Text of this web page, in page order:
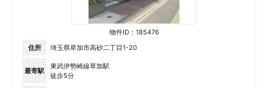
物件ID：185476
住所
埼玉県草加市高砂二丁目1-20
最寄駅
東武伊勢崎線草加駅
徒歩5分